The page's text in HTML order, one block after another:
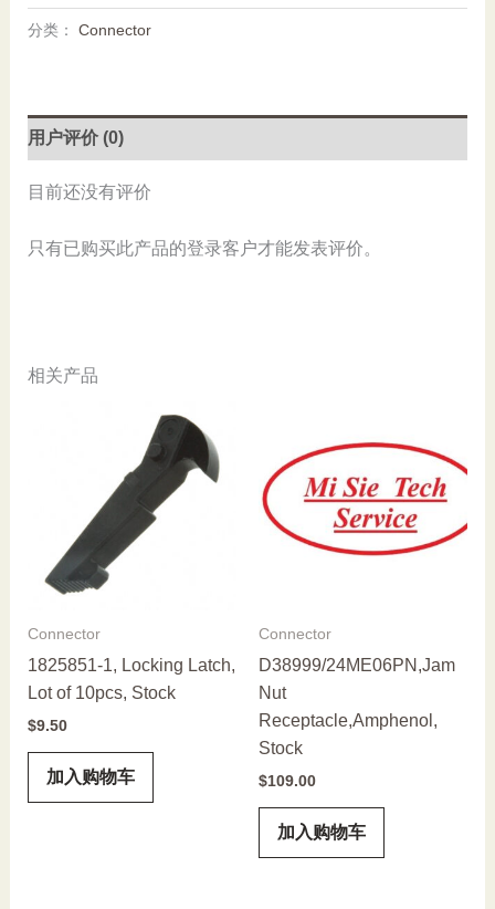
E65C,
量
分类： Connector
用户评价 (0)
目前还没有评价
只有已购买此产品的登录客户才能发表评价。
相关产品
Connector
1825851-1, Locking Latch,
Lot of 10pcs, Stock
$9.50
加入购物车
Connector
D38999/24ME06PN,Jam
Nut
Receptacle,Amphenol,
Stock
$109.00
加入购物车